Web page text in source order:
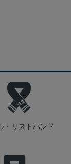
・リストバンド